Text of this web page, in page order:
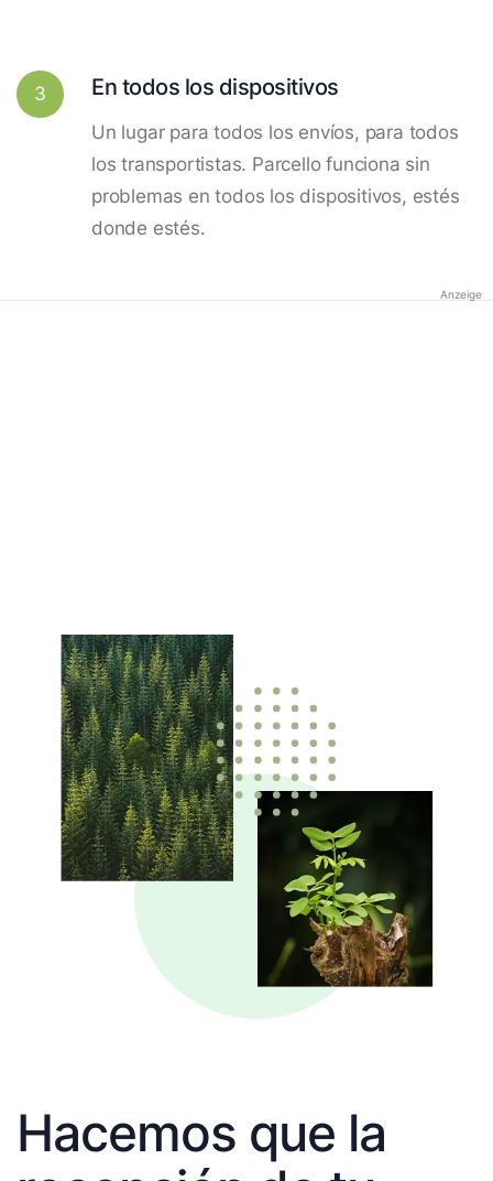
3 En todos los dispositivos
Un lugar para todos los envíos, para todos
los transportistas. Parcello funciona sin
problemas en todos los dispositivos, estés
donde estés.
Anzeige
Hacemos que la